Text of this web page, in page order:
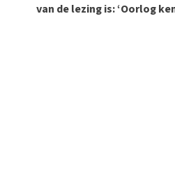
van de lezing is: ‘Oorlog